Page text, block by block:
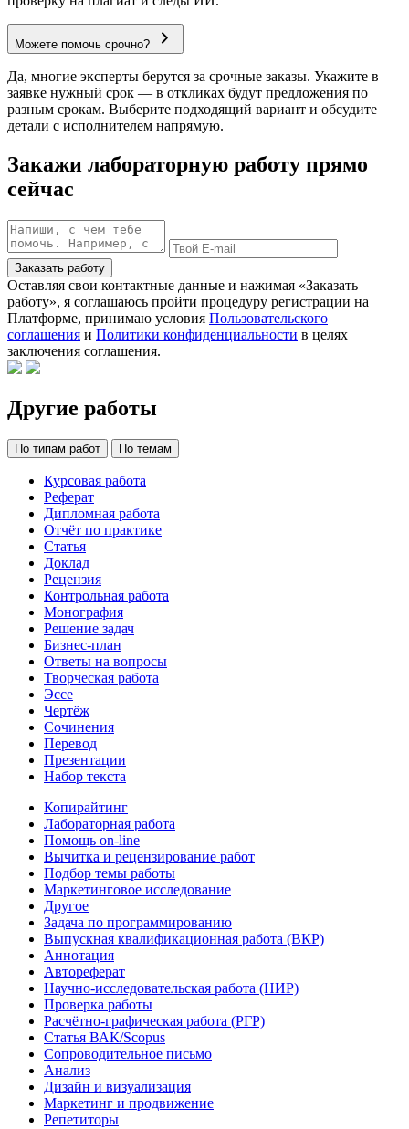
Можете помочь срочно?
Да, многие эксперты берутся за срочные заказы. Укажите в
заявке нужный срок — в откликах будут предложения по
разным срокам. Выберите подходящий вариант и обсудите
детали с исполнителем напрямую.
Закажи лабораторную работу прямо
сейчас
Заказать работу
Оставляя свои контактные данные и нажимая «Заказать
работу», я соглашаюсь пройти процедуру регистрации на
Платформе, принимаю условия Пользовательского
соглашения и Политики конфиденциальности в целях
заключения соглашения.
Другие работы
По типам работ По темам
Курсовая работа
Реферат
Дипломная работа
Отчёт по практике
Статья
Доклад
Рецензия
Контрольная работа
Монография
Решение задач
Бизнес-план
Ответы на вопросы
Творческая работа
Эссе
Чертёж
Сочинения
Перевод
Презентации
Набор текста
Копирайтинг
Лабораторная работа
Помощь on-line
Вычитка и рецензирование работ
Подбор темы работы
Маркетинговое исследование
Другое
Задача по программированию
Выпускная квалификационная работа (ВКР)
Аннотация
Автореферат
Научно-исследовательская работа (НИР)
Проверка работы
Расчётно-графическая работа (РГР)
Статья ВАК/Scopus
Сопроводительное письмо
Анализ
Дизайн и визуализация
Маркетинг и продвижение
Репетиторы